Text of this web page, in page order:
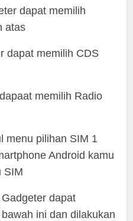
dapat memilih
atas
dapat memilih CDS
memilih Radio
menu pilihan SIM 1
Android kamu
SIM
dapat
ini dan dilakukan